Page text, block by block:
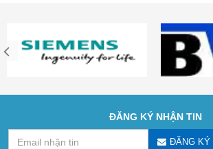
ĐĂNG KÝ NHẬN TIN
ĐĂNG KÝ